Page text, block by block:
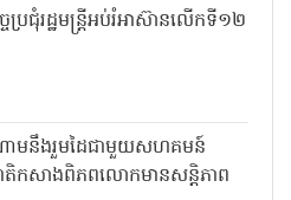
ប្រជុំរដ្ឋមន្ត្រីអប់រំអាស៊ានលើកទី១២
មនឹងរួមដៃជាមួយសហគមន៍
ាតិកសាងពិភពលោកមានសន្តិភាព